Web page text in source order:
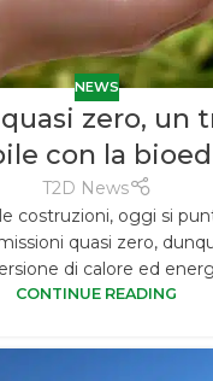
NEWS
zero, un
con la
T2D News
costruzioni, oggi si
quasi zero,
di calore ed
CONTINUE READING